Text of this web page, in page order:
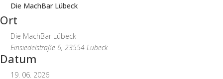
Die MachBar Lübeck
Ort
Die MachBar Lübeck
Einsiedelstraße 6, 23554 Lübeck
Datum
19. 06. 2026